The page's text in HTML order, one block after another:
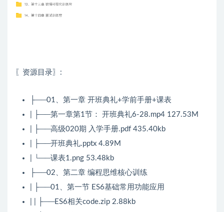
〖资源目录〗:
├──01、第一章 开班典礼+学前手册+课表
| ├──第一章第1节： 开班典礼6-28.mp4 127.53M
| ├──高级020期 入学手册.pdf 435.40kb
| ├──开班典礼.pptx 4.89M
| └──课表1.png 53.48kb
├──02、第二章 编程思维核心训练
| ├──01、第一节 ES6基础常用功能应用
| | ├──ES6相关code.zip 2.88kb